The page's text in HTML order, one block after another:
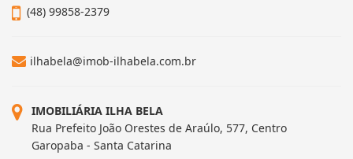
(48) 99858-2379
ilhabela@imob-ilhabela.com.br
IMOBILIÁRIA ILHA BELA
Rua Prefeito João Orestes de Araúlo, 577, Centro
Garopaba - Santa Catarina